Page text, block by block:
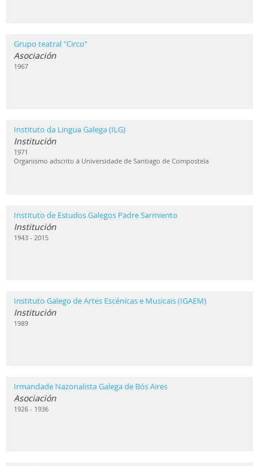
Grupo teatral "Circo"
Asociación
1967
Instituto da Lingua Galega (ILG)
Institución
1971
Organismo adscrito á Universidade de Santiago de Compostela
Instituto de Estudos Galegos Padre Sarmiento
Institución
1943 - 2015
Instituto Galego de Artes Escénicas e Musicais (IGAEM)
Institución
1989
Irmandade Nazonalista Galega de Bós Aires
Asociación
1926 - 1936